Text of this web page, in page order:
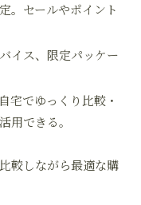
。セールやポイント
イス、限定パッケー
宅でゆっくり比較・
用できる。
較しながら最適な購